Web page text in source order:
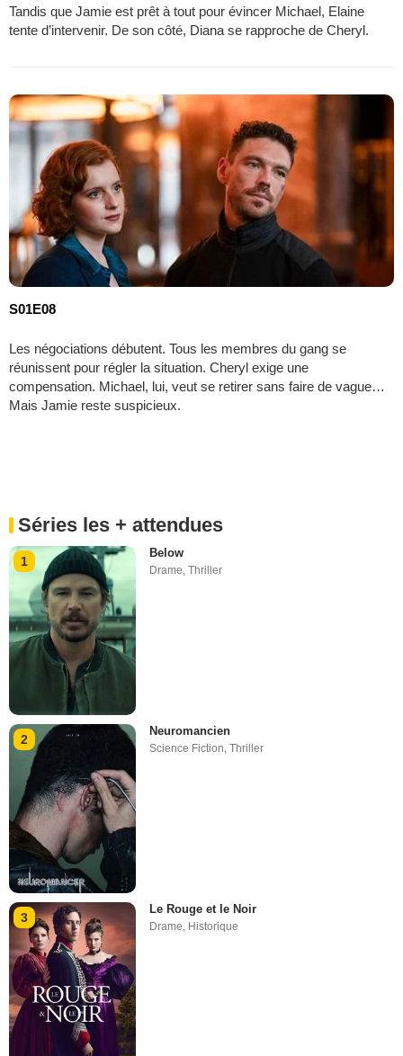
Tandis que Jamie est prêt à tout pour évincer Michael, Elaine
tente d’intervenir. De son côté, Diana se rapproche de Cheryl.
S01E08
Les négociations débutent. Tous les membres du gang se
réunissent pour régler la situation. Cheryl exige une
compensation. Michael, lui, veut se retirer sans faire de vague…
Mais Jamie reste suspicieux.
Séries les + attendues
1
Below
Drame ,Thriller
2
Neuromancien
Science Fiction,Thriller
3
Le Rouge et le Noir
Drame, Historique